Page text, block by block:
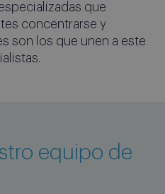
que
concentrarse y
son los que unen a este
equipo de